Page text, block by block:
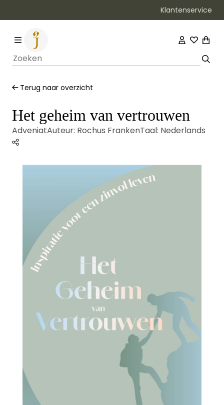
Klantenservice
Terug naar overzicht
Het geheim van vertrouwen
AdveniatAuteur: Rochus FrankenTaal: Nederlands